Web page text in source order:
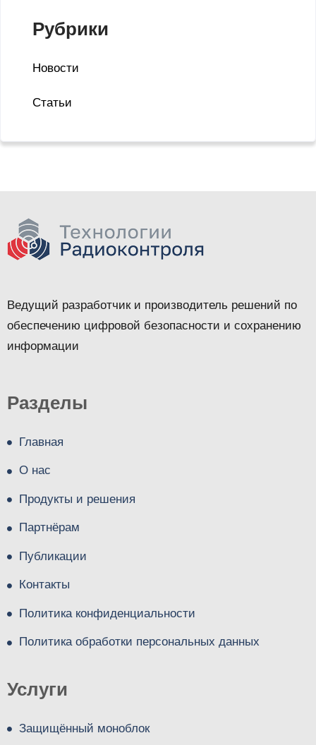
Рубрики
Новости
Статьи
Ведущий разработчик и производитель решений по
обеспечению цифровой безопасности и сохранению
информации
Разделы
Главная
О нас
Продукты и решения
Партнёрам
Публикации
Контакты
Политика конфиденциальности
Политика обработки персональных данных
Услуги
Защищённый моноблок